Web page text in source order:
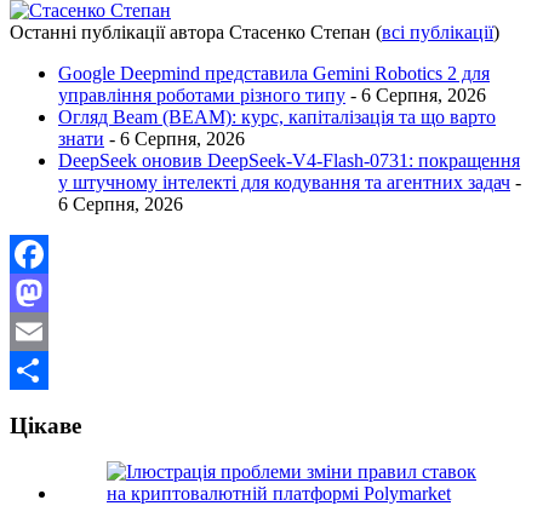
Останні публікації автора Стасенко Степан (всі публікації)
Google Deepmind представила Gemini Robotics 2 для
управління роботами різного типу - 6 Серпня, 2026
Огляд Beam (BEAM): курс, капіталізація та що варто
знати - 6 Серпня, 2026
DeepSeek оновив DeepSeek-V4-Flash-0731: покращення
у штучному інтелекті для кодування та агентних задач -
6 Серпня, 2026
Facebook
Mastodon
Email
Цікаве